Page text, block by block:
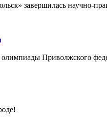
завершилась научно-
Приволжского